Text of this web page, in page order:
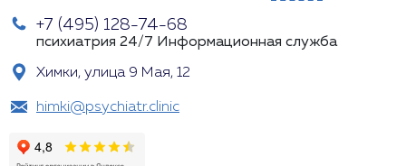
+7 (495) 128-74-68
психиатрия 24/7 Информационная служба
Химки, улица 9 Мая, 12
himki@psychiatr.clinic